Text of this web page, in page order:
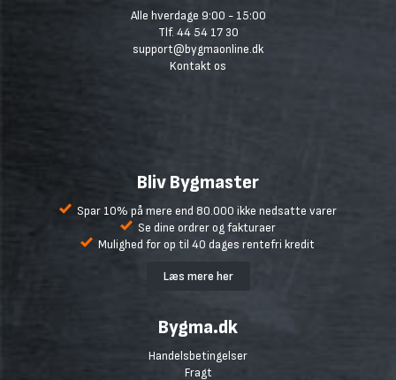
Alle hverdage 9:00 - 15:00
Tlf. 44 54 17 30
support@bygmaonline.dk
Kontakt os
Bliv Bygmaster
Spar 10% på mere end 80.000 ikke nedsatte varer
Se dine ordrer og fakturaer
Mulighed for op til 40 dages rentefri kredit
Læs mere her
Bygma.dk
Handelsbetingelser
Fragt